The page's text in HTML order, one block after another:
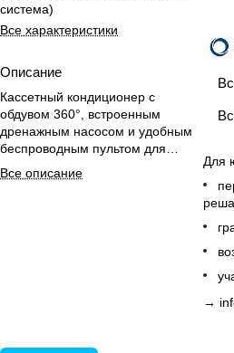
система)
Все характеристики
Описание
Кассетный кондиционер с
обдувом 360°, встроенным
дренажным насосом и удобным
беспроводным пультом для
комфорта и экономии
пространства.
Все описание
Для
→